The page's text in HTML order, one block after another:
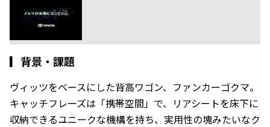
▎ 背景・課題
ヴィッツをベースにした背高ワゴン、ファンカーゴクマ。
キャッチフレーズは「携帯空間」で、リアシートを床下に
収納できるユニークな機構を持ち、実用性の塊みたいなク